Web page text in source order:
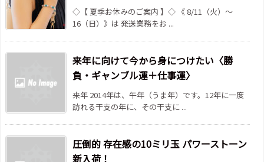
◇【 夏季お休みのご案内 】◇ 《 8/11（火）～
16（日）》は 発送業務をお ...
来年に向けて今から身につけたい〈勝
負・ギャンブル運＋仕事運〉
来年 2014年は、午年（うま年）です。12年に一度
訪れる干支の年に、その干支に ...
圧倒的 存在感の10ミリ玉 パワーストーン
新入荷！